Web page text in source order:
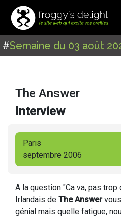
#Semaine du 03 août
The Answer
Interview
Paris
septembre 2006
A la question "Ca va, pas trop
Irlandais de The Answer
génial mais quelle fatigue,